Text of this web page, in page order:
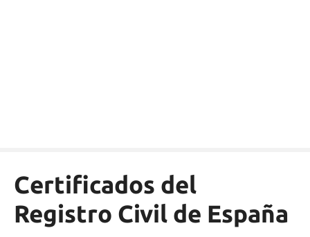
Certificados del
Registro Civil de España